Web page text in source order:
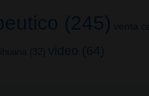
(245) venta
(32) video (64)